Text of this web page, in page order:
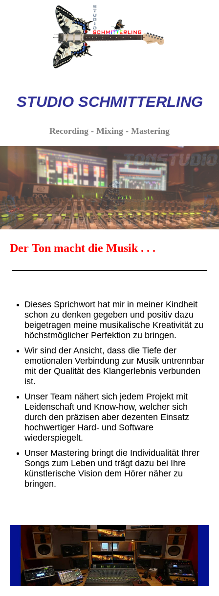
STUDIO SCHMITTERLING
Recording - Mixing - Mastering
Der Ton macht die Musik . . .
Dieses Sprichwort hat mir in meiner Kindheit
schon zu denken gegeben und positiv dazu
beigetragen meine musikalische Kreativität zu
höchstmöglicher Perfektion zu bringen.
Wir sind der Ansicht, dass die Tiefe der
emotionalen Verbindung zur Musik untrennbar
mit der Qualität des Klangerlebnis verbunden
ist.
Unser Team nähert sich jedem Projekt mit
Leidenschaft und Know-how, welcher sich
durch den präzisen aber dezenten Einsatz
hochwertiger Hard- und Software
wiederspiegelt.
Unser Mastering bringt die Individualität Ihrer
Songs zum Leben und trägt dazu bei Ihre
künstlerische Vision dem Hörer näher zu
bringen.